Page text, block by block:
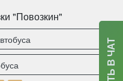
"Повозкин"